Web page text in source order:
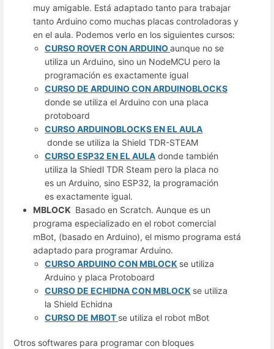
muy amigable. Está adaptado tanto para trabajar
tanto Arduino como muchas placas controladoras y
en el aula. Podemos verlo en los siguientes cursos:
CURSO ROVER CON ARDUINOaunque no se
utiliza un Arduino, sino un NodeMCU pero la
programación es exactamente igual
CURSO DE ARDUINO CON ARDUINOBLOCKS
donde se utiliza el Arduino con una placa
protoboard
CURSO ARDUINOBLOCKS EN EL AULA
donde se utiliza la Shield TDR-STEAM
CURSO ESP32 EN EL AULA donde también
utiliza la Shiedl TDR Steam pero la placa no
es un Arduino, sino ESP32, la programación
es exactamente igual.
MBLOCK Basado en Scratch. Aunque es un
programa especializado en el robot comercial
mBot, (basado en Arduino), el mismo programa está
adaptado para programar Arduino.
CURSO ARDUINO CON MBLOCK se utiliza
Arduino y placa Protoboard
CURSO DE ECHIDNA CON MBLOCK se utiliza
la Shield Echidna
CURSO DE MBOT se utiliza el robot mBot
Otros softwares para programar con bloques